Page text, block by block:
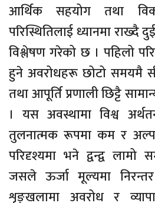
आर्थिक सहयोग तथा
परिस्थितिलाई ध्यानमा राख्दै
विश्लेषण गरेको छ । पहिलो
हुने अवरोधहरू छोटो समयमै
तथा आपूर्ति प्रणाली छिट्टै
। यस अवस्थामा विश्व
तुलनात्मक रूपमा कम र
परिदृश्यमा भने द्वन्द्व लामो
जसले ऊर्जा मूल्यमा
शृङ्खलामा अवरोध र